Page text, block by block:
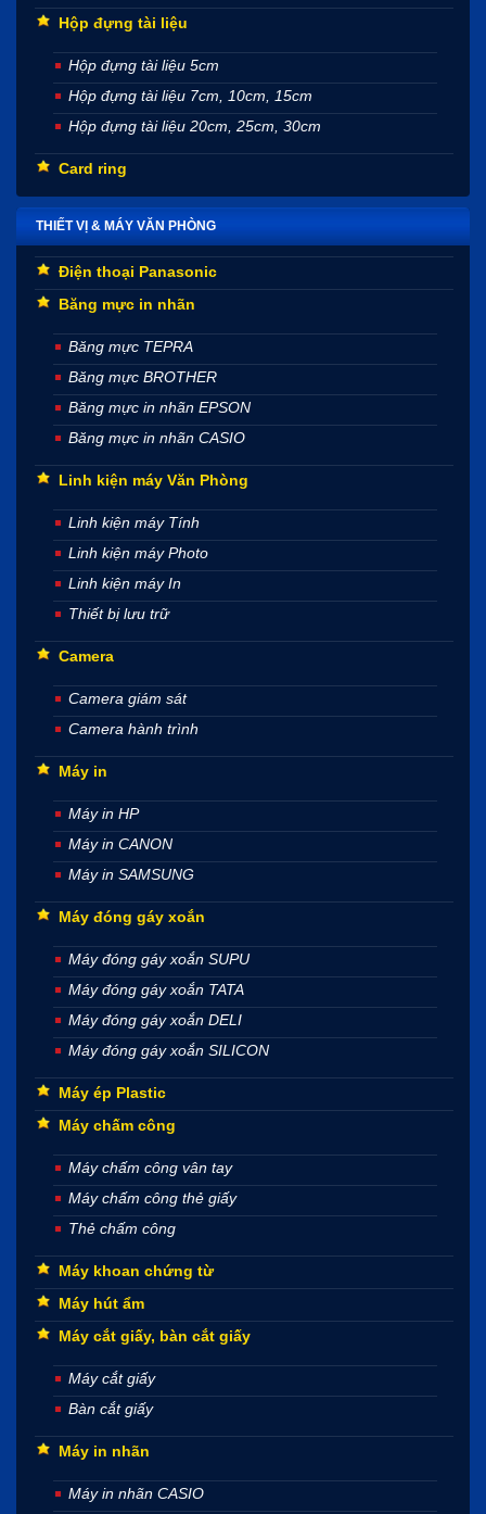
Hộp đựng tài liệu
Hộp đựng tài liệu 5cm
Hộp đựng tài liệu 7cm, 10cm, 15cm
Hộp đựng tài liệu 20cm, 25cm, 30cm
Card ring
THIẾT VỊ & MÁY VĂN PHÒNG
Điện thoại Panasonic
Băng mực in nhãn
Băng mực TEPRA
Băng mực BROTHER
Băng mực in nhãn EPSON
Băng mực in nhãn CASIO
Linh kiện máy Văn Phòng
Linh kiện máy Tính
Linh kiện máy Photo
Linh kiện máy In
Thiết bị lưu trữ
Camera
Camera giám sát
Camera hành trình
Máy in
Máy in HP
Máy in CANON
Máy in SAMSUNG
Máy đóng gáy xoắn
Máy đóng gáy xoắn SUPU
Máy đóng gáy xoắn TATA
Máy đóng gáy xoắn DELI
Máy đóng gáy xoắn SILICON
Máy ép Plastic
Máy chấm công
Máy chấm công vân tay
Máy chấm công thẻ giấy
Thẻ chấm công
Máy khoan chứng từ
Máy hút ẩm
Máy cắt giấy, bàn cắt giấy
Máy cắt giấy
Bàn cắt giấy
Máy in nhãn
Máy in nhãn CASIO